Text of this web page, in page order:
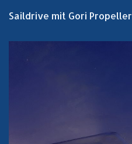
Saildrive mit Gori Propeller